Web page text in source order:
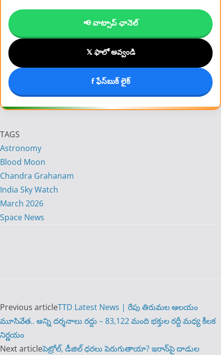
📢 వాట్సాప్ ఛానెల్
𝕏 ఫాలో అవ్వండి
f ఫేస్‌బుక్ లైక్
TAGS
Astronomy
Blood Moon
Chandra Grahanam
India Sky Watch
March 2026
Space News
Previous articleTTD Latest News | రేపు తిరుమల ఆలయం
మూసివేత.. అన్ని దర్శనాలు రద్దు – 83,122 మంది భక్తుల రద్దీ మధ్య కీలక
నిర్ణయం
Next articleపెట్రోల్, డీజిల్ ధరలు పెరుగుతాయా? ఇరాన్‌పై దాడుల